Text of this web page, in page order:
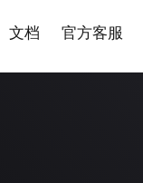
文档 官方客服